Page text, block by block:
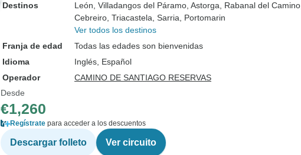
Destinos
León , Villadangos del Páramo , Astorga , Rabanal del Camino
Cebreiro , Triacastela , Sarria , Portomarin
Ver todos los destinos
Franja de edad
Todas las edades son bienvenidas
Idioma
Inglés, Español
Operador
CAMINO DE SANTIAGO RESERVAS
Desde
€1,260
Regístrate para acceder a los descuentos
Descargar folleto Ver circuito